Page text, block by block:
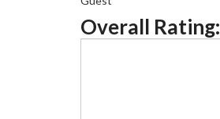
Overall Rating: